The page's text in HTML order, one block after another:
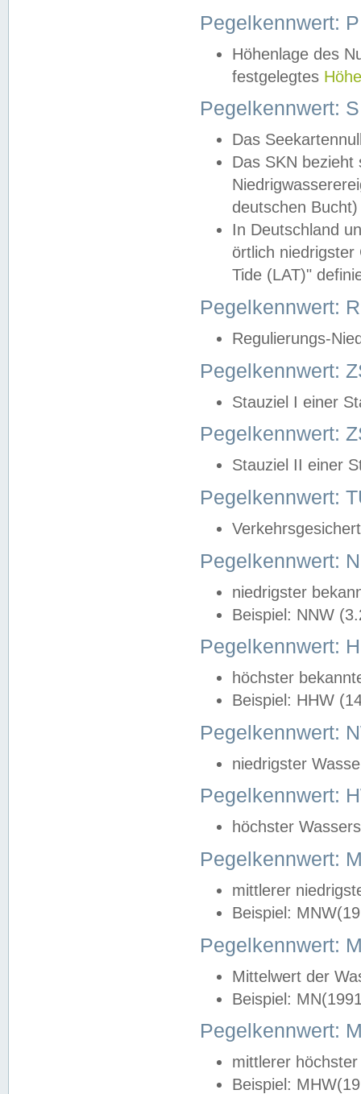
Pegelkennwert:
Höhenlage des
festgelegtes
Pegelkennwert:
Das
Das SKN
deutschen
In Deutschland
örtlich
Tide (LAT)"
Pegelkennwert:
Regulierungs-
Pegelkennwert:
Stauziel I einer
Pegelkennwert:
Stauziel II einer
Pegelkennwert:
Pegelkennwert:
niedrigster
Beispiel: NNW
Pegelkennwert:
höchster
Beispiel: HHW
Pegelkennwert:
niedrigster
Pegelkennwert:
höchster
Pegelkennwert:
mittlerer
Beispiel:
Pegelkennwert:
Mittelwert der
Beispiel:
Pegelkennwert:
mittlerer
Beispiel: